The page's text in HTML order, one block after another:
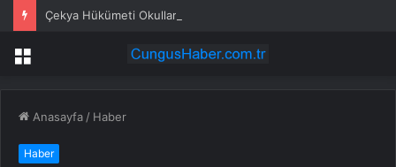
Menü
Anasayfa / Haber
Haber